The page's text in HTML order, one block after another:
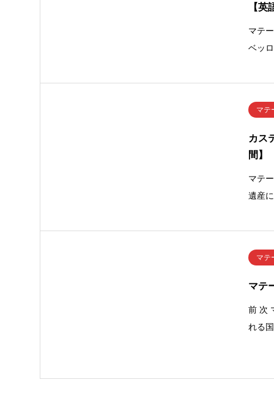
【
マテ
ベッ
マテ
カス
間】
マテ
遺産
マテ
マテ
前 次
れる